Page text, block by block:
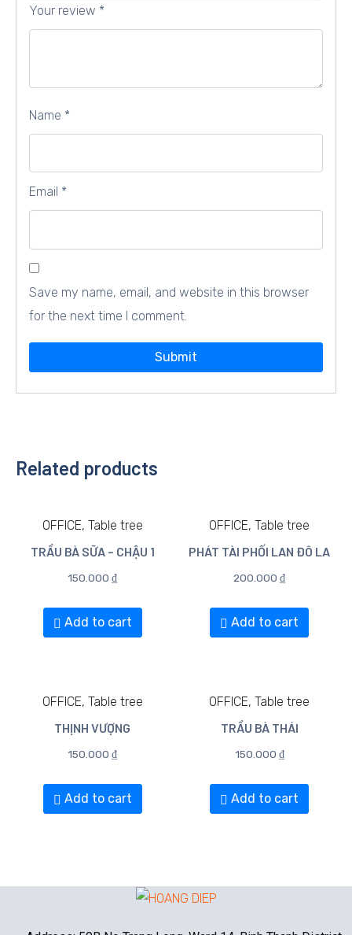
Your review *
Name *
Email *
Save my name, email, and website in this browser
for the next time I comment.
Related products
OFFICE, Table tree
TRẦU BÀ SỮA – CHẬU 1
150.000₫
Add to cart
OFFICE, Table tree
PHÁT TÀI PHỐI LAN ĐÔ LA
200.000₫
Add to cart
OFFICE, Table tree
THỊNH VƯỢNG
150.000₫
Add to cart
OFFICE, Table tree
TRẦU BÀ THÁI
150.000 ₫
Add to cart